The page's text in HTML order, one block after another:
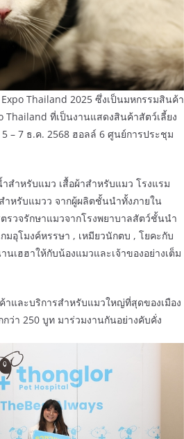
Thailand 2025 ซึ่งเป็นมหกรรมสินค้า
Thailand ที่เป็นงานแสดงสินค้าสัตว์เลี้ยง
– 7 ธ.ค. 2568 ฮอลล์ 6 ศูนย์การประชุม
ำหรับแมว เสื้อผ้าสำหรับแมว โรงแรม
หรับแมวว จากผู้ผลิตชั้นนำทั้งภายใน
รวจรักษาแมวจากโรงพยาบาลสัตว์ชั้นนำ
มอุโมงค์หรรษา , เหมียวนักตบ , โยคะกับ
เฮฮาให้กับน้องแมวและเจ้าของอย่างเต็ม
าและบริการสำหรับแมวใหญ่ที่สุดของเมือง
ว่า 250 บูท มาร่วมงานกันอย่างคับคั่ง